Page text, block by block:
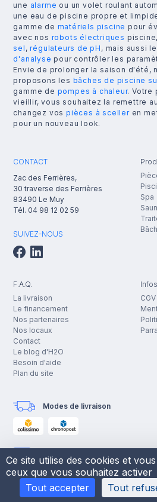
une alarme ou un volet roulant
une eau de piscine propre et
gamme de matériels piscine pour
avec nos robots électriques piscine,
sel ,régulateurs de pH , mais aussi
d'analyse pour contrôler les
Envie de prolonger la saison d'été,
proposons les bâches de piscine
gamme de pompes à chaleur. Votre
vieillir, vous souhaitez la remettre
changez vos pièces à scelleren
pour un nouveau look.
CONTACT
Zac des Ferrières,
30 traverse des Ferrières
83490 Le Muy
Tél. 04 98 12 02 59
SUIVEZ-NOUS
Spa
F.A.Q.
La livraison
Le financement
Nos partenaires
Nos locaux
Contact
Le blog d'H2O
Besoin d'aide
Plan du site
CGV
Modes de livraison
Ce site utilise des cookies et
ceux que vous souhaitez activer
Tout accepter
Tout